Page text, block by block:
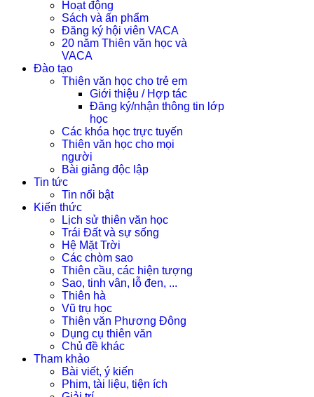
Hoạt động
Sách và ấn phẩm
Đăng ký hội viên VACA
20 năm Thiên văn học và
VACA
Đào tạo
Thiên văn học cho trẻ em
Giới thiệu / Hợp tác
Đăng ký/nhận thông tin lớp
học
Các khóa học trực tuyến
Thiên văn học cho mọi
người
Bài giảng độc lập
Tin tức
Tin nổi bật
Kiến thức
Lịch sử thiên văn học
Trái Đất và sự sống
Hệ Mặt Trời
Các chòm sao
Thiên cầu, các hiện tượng
Sao, tinh vân, lỗ đen, ...
Thiên hà
Vũ trụ học
Thiên văn Phương Đông
Dụng cụ thiên văn
Chủ đề khác
Tham khảo
Bài viết, ý kiến
Phim, tài liệu, tiện ích